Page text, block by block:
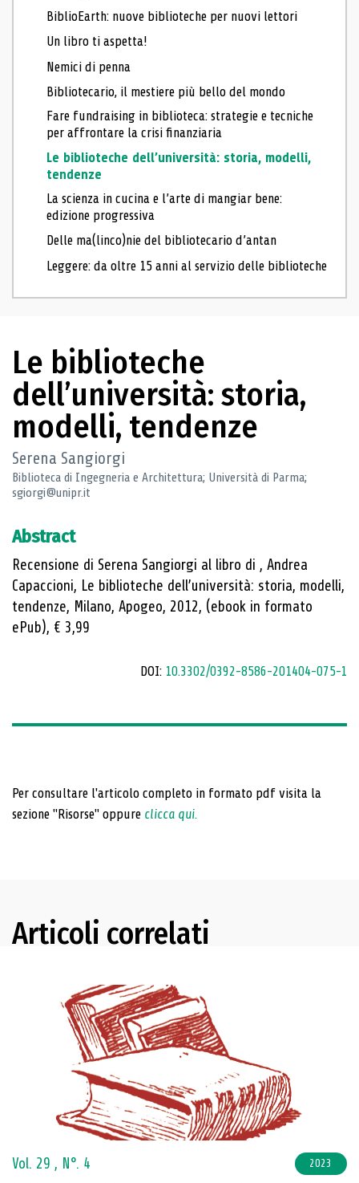
BiblioEarth: nuove biblioteche per nuovi lettori
Un libro ti aspetta!
Nemici di penna
Bibliotecario, il mestiere più bello del mondo
Fare fundraising in biblioteca: strategie e tecniche
per affrontare la crisi finanziaria
Le biblioteche dell’università: storia, modelli,
tendenze
La scienza in cucina e l’arte di mangiar bene:
edizione progressiva
Delle ma(linco)nie del bibliotecario d’antan
Leggere: da oltre 15 anni al servizio delle biblioteche
Le biblioteche
dell’università: storia,
modelli, tendenze
Serena Sangiorgi
Biblioteca di Ingegneria e Architettura; Università di Parma;
sgiorgi@unipr.it
Abstract
Recensione di Serena Sangiorgi al libro di , Andrea
Capaccioni, Le biblioteche dell’università: storia, modelli,
tendenze, Milano, Apogeo, 2012, (ebook in formato
ePub), € 3,99
DOI: 10.3302/0392-8586-201404-075-1
Per consultare l'articolo completo in formato pdf visita la
sezione "Risorse" oppure clicca qui.
Articoli correlati
Vol. 29 , N°. 4 2023